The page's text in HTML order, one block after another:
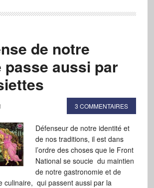
de notre
passe aussi par
3 COMMENTAIRES
Défenseur de notre identité et
de nos traditions, il est dans
l’ordre des choses que le Front
National se soucie du maintien
de notre gastronomie et de
culinaire, qui passent aussi par la